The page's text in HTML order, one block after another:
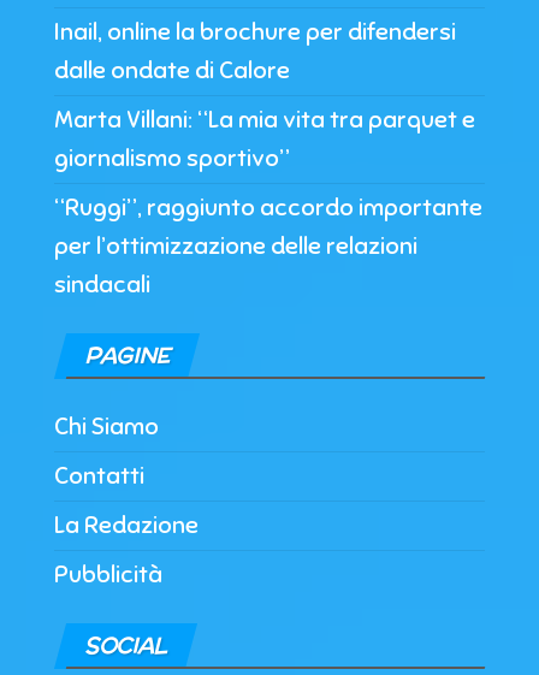
Inail, online la brochure per difendersi
dalle ondate di Calore
Marta Villani: “La mia vita tra parquet e
giornalismo sportivo”
“Ruggi”, raggiunto accordo importante
per l’ottimizzazione delle relazioni
sindacali
PAGINE
Chi Siamo
Contatti
La Redazione
Pubblicità
SOCIAL